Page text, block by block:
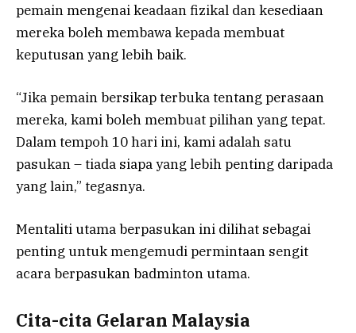
pemain mengenai keadaan fizikal dan kesediaan
mereka boleh membawa kepada membuat
keputusan yang lebih baik.
“Jika pemain bersikap terbuka tentang perasaan
mereka, kami boleh membuat pilihan yang tepat.
Dalam tempoh 10 hari ini, kami adalah satu
pasukan – tiada siapa yang lebih penting daripada
yang lain,” tegasnya.
Mentaliti utama berpasukan ini dilihat sebagai
penting untuk mengemudi permintaan sengit
acara berpasukan badminton utama.
Cita-cita Gelaran Malaysia